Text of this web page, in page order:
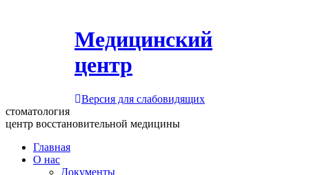
Медицинский
центр
Версия для слабовидящих
стоматология
центр восстановительной медицины
Главная
О нас
Документы